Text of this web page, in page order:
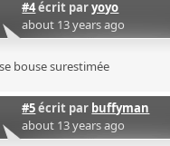
#4écrit paryoyo
about 13 years ago
bouse surestimée
#5écrit par buffyman
about 13 years ago